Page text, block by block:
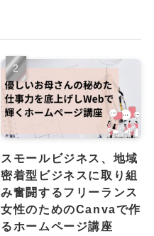
スモールビジネス、地域
密着型ビジネスに取り組
み奮闘するフリーランス
女性のためのCanvaで作
るホームページ講座